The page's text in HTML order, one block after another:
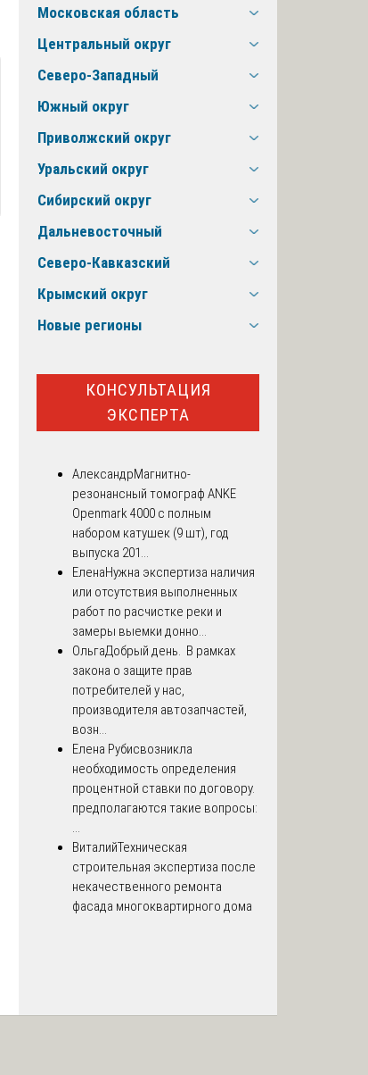
Московская область
Центральный округ
Северо-Западный
Южный округ
Приволжский округ
Уральский округ
Сибирский округ
Дальневосточный
Северо-Кавказский
Крымский округ
Новые регионы
КОНСУЛЬТАЦИЯ
ЭКСПЕРТА
АлександрМагнитно-
резонансный томограф ANKE
Openmark 4000 с полным
набором катушек (9 шт), год
выпуска 201...
ЕленаНужна экспертиза наличия
или отсутствия выполненных
работ по расчистке реки и
замеры выемки донно...
ОльгаДобрый день. В рамках
закона о защите прав
потребителей у нас,
производителя автозапчастей,
возн...
Елена Рубисвозникла
необходимость определения
процентной ставки по договору.
предполагаются такие вопросы:
...
ВиталийТехническая
строительная экспертиза после
некачественного ремонта
фасада многоквартирного дома